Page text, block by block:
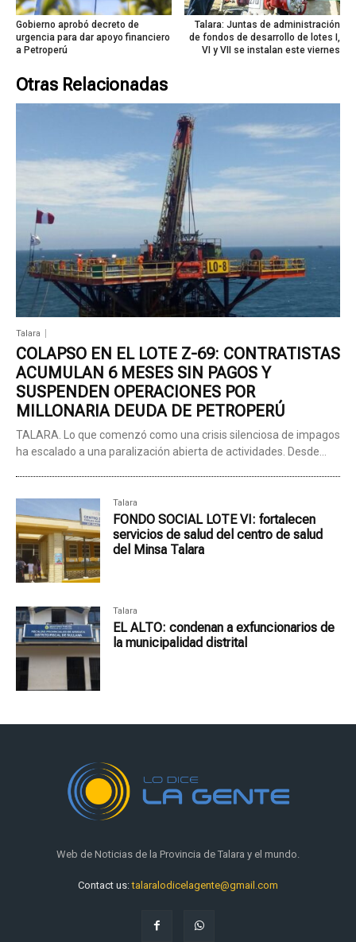
Gobierno aprobó decreto de
urgencia para dar apoyo financiero
a Petroperú
Talara: Juntas de administración
de fondos de desarrollo de lotes I,
VI y VII se instalan este viernes
Otras Relacionadas
Talara
COLAPSO EN EL LOTE Z-69: CONTRATISTAS
ACUMULAN 6 MESES SIN PAGOS Y
SUSPENDEN OPERACIONES POR
MILLONARIA DEUDA DE PETROPERÚ
TALARA. Lo que comenzó como una crisis silenciosa de impagos
ha escalado a una paralización abierta de actividades. Desde...
Talara
FONDO SOCIAL LOTE VI: fortalecen
servicios de salud del centro de salud
del Minsa Talara
Talara
EL ALTO: condenan a exfuncionarios de
la municipalidad distrital
Web de Noticias de la Provincia de Talara y el mundo.
Contact us:talaralodicelagente@gmail.com